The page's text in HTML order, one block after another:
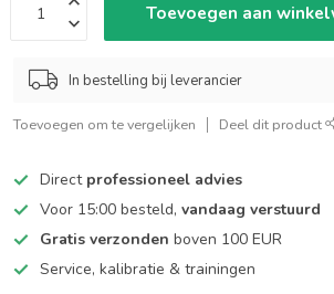
Toevoegen aan
In bestelling bij leverancier
Toevoegen om te vergelijken Deel dit product
Direct professioneel advies
Voor 15:00 besteld, vandaag verstuurd
Gratis verzonden boven 100 EUR
Service, kalibratie & trainingen